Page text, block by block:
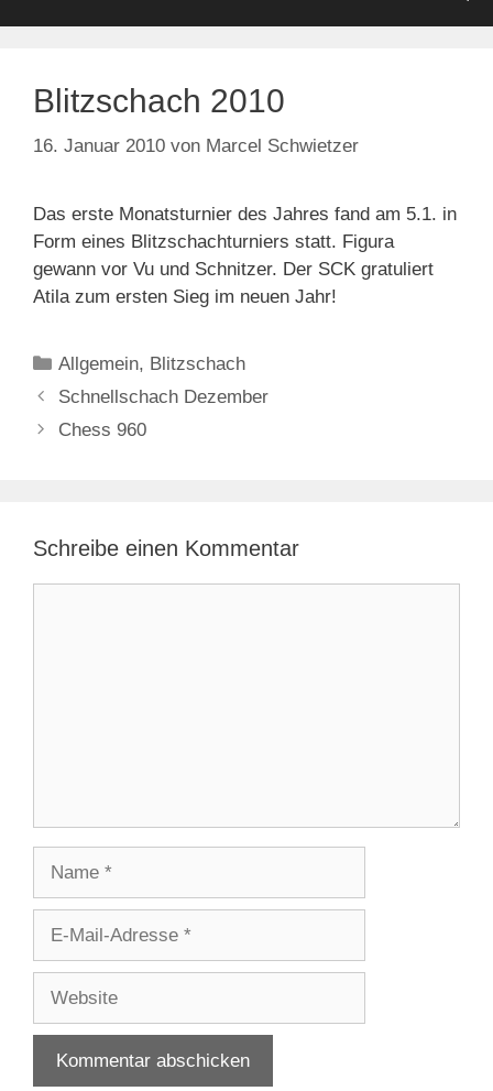
Blitzschach 2010
16. Januar 2010 von Marcel Schwietzer
Das erste Monatsturnier des Jahres fand am 5.1. in
Form eines Blitzschachturniers statt. Figura
gewann vor Vu und Schnitzer. Der SCK gratuliert
Atila zum ersten Sieg im neuen Jahr!
Kategorien
Allgemein, Blitzschach
Schnellschach Dezember
Chess 960
Schreibe einen Kommentar
Adresse